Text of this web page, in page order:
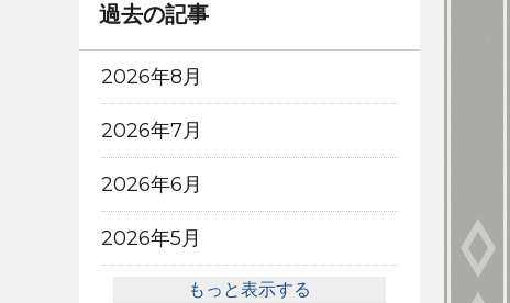
過去の記事
2026年8月
2026年7月
2026年6月
2026年5月
もっと表示する